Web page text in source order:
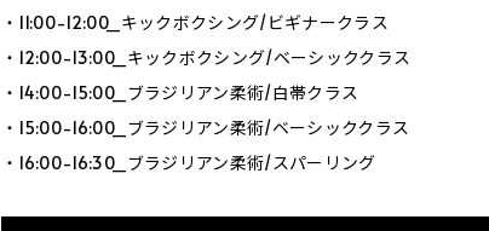
・11:00-12:00_キックボクシング/ビギナークラス
・12:00-13:00_キックボクシング/ベーシッククラス
・14:00-15:00_ブラジリアン柔術/白帯クラス
・15:00-16:00_ブラジリアン柔術/ベーシッククラス
・16:00-16:30_ブラジリアン柔術/スパーリング